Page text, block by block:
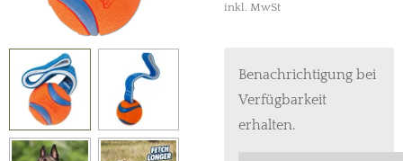
inkl. MwSt
Benachrichtigung bei
Verfügbarkeit
erhalten.